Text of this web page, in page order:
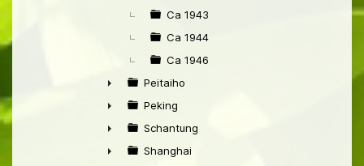
Ca 1943
Ca 1944
Ca 1946
►
Peitaiho
►
Peking
►
Schantung
Shanghai